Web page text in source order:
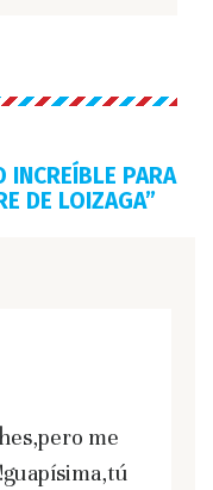
INCREÍBLE PARA
DE LOIZAGA”
me